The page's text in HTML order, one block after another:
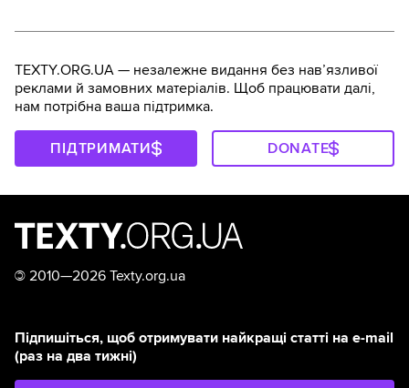
TEXTY.ORG.UA — незалежне видання без навʼязливої
реклами й замовних матеріалів. Щоб працювати далі,
нам потрібна ваша підтримка.
ПІДТРИМАТИ DONATE
© 2010—2026 Texty.org.ua
Підпишіться, щоб отримувати найкращі статті на e-mail
(раз на два тижні)